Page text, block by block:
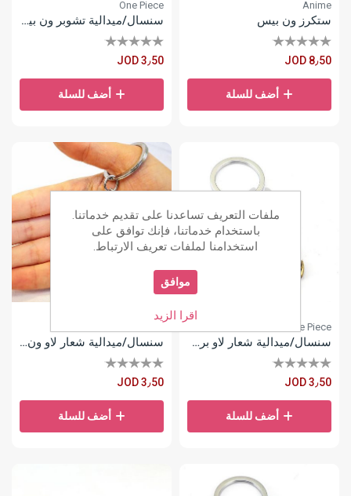
Anime
ستكرز ون بيس
JOD 8٫50
أضف للسلة
One Piece
سنسال/ميدالية تشوبر ون بيس
JOD 3٫50
أضف للسلة
One Piece
سنسال/ميدالية شعار لاو برونز ون بيس
JOD 3٫50
أضف للسلة
سنسال/ميدالية شعار لاو ون بيس
JOD 3٫50
أضف للسلة
ملفات التعريف تساعدنا على تقديم خدماتنا.
باستخدام خدماتنا، فإنك توافق على
استخدامنا لملفات تعريف الارتباط.
موافق
اقرا الزيد